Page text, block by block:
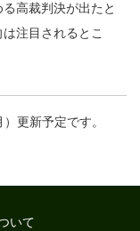
高裁判決が出たと
注目されるとこ
更新予定です。
いて